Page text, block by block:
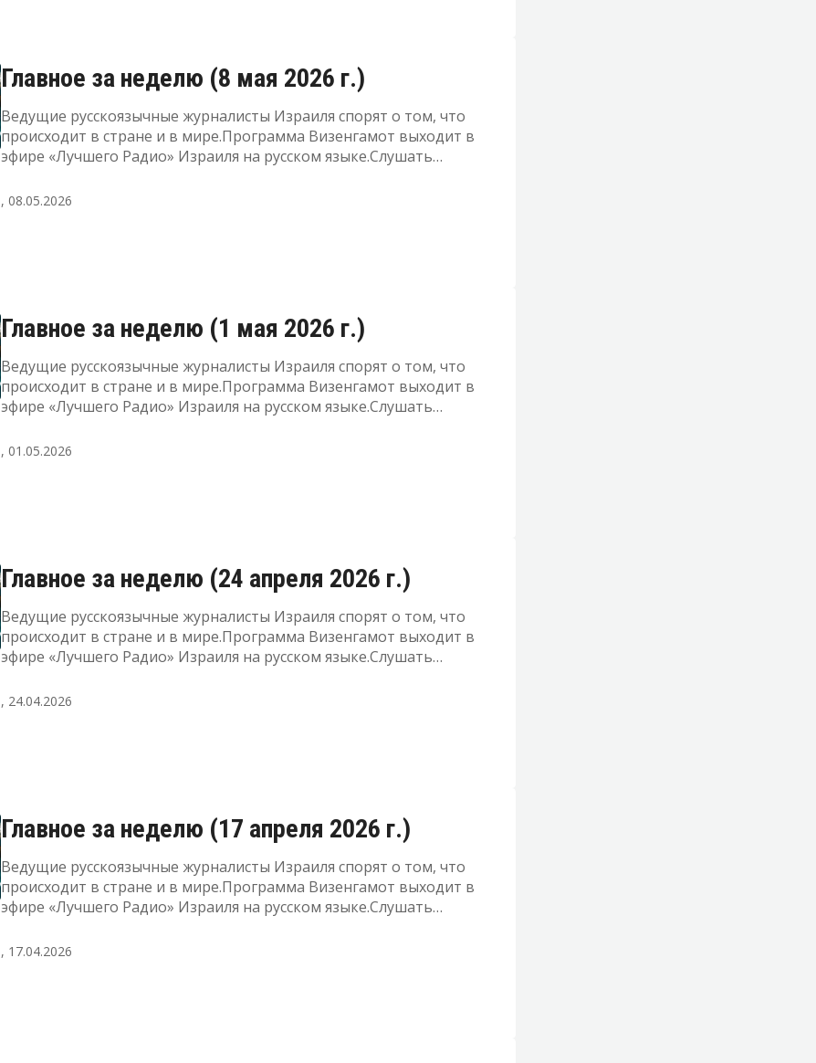
Главное за неделю (8 мая 2026 г.)
Ведущие русскоязычные журналисты Израиля спорят о том, что
происходит в стране и в мире.Программа Визенгамот выходит в
эфире «Лучшего Радио» Израиля на русском языке.Слушать
"Лучшее Радио" можно здесь
, 08.05.2026
Главное за неделю (1 мая 2026 г.)
Ведущие русскоязычные журналисты Израиля спорят о том, что
происходит в стране и в мире.Программа Визенгамот выходит в
эфире «Лучшего Радио» Израиля на русском языке.Слушать
"Лучшее Радио" можно здесь
, 01.05.2026
Главное за неделю (24 апреля 2026 г.)
Ведущие русскоязычные журналисты Израиля спорят о том, что
происходит в стране и в мире.Программа Визенгамот выходит в
эфире «Лучшего Радио» Израиля на русском языке.Слушать
"Лучшее Радио" можно здесь
, 24.04.2026
Главное за неделю (17 апреля 2026 г.)
Ведущие русскоязычные журналисты Израиля спорят о том, что
происходит в стране и в мире.Программа Визенгамот выходит в
эфире «Лучшего Радио» Израиля на русском языке.Слушать
"Лучшее Радио" можно здесь
, 17.04.2026